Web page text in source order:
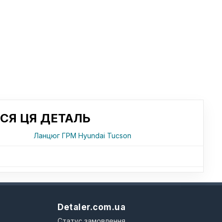
ЦЯ ДЕТАЛЬ
Ланцюг ГРМ Hyundai Tucson
Detaler.com.ua